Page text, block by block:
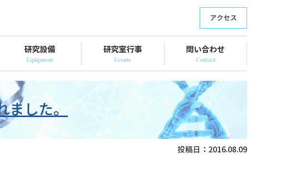
アクセス
研究設備 研究室行事 問い合わせ
した。
投稿日： 2016.08.09